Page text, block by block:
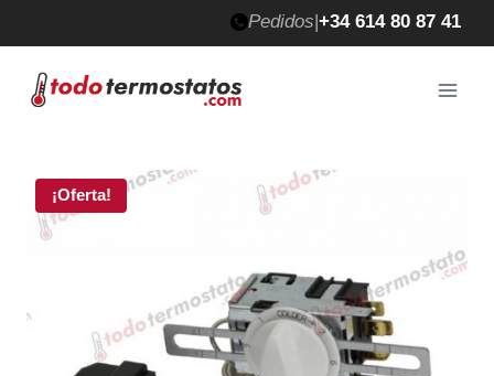
al
contenido
Pedidos|+34 614 80 87 41
¡Oferta!